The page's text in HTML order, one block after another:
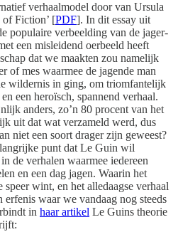
verhaalmodel door van Ursula
Fiction’ [PDF]. In dit essay uit
populaire verbeelding van de jager-
een misleidend oerbeeld heeft
dat we maakten zou namelijk
of mes waarmee de jagende man
wildernis in ging, om triomfantelijk
een heroïsch, spannend verhaal.
anders, zo’n 80 procent van het
uit dat wat verzameld werd, dus
niet een soort drager zijn geweest?
punt dat Le Guin wil
de verhalen waarmee iedereen
en een dag jagen. Waarin het
wint, en het alledaagse verhaal
erfenis waar we vandaag nog steeds
in haar artikel Le Guins theorie